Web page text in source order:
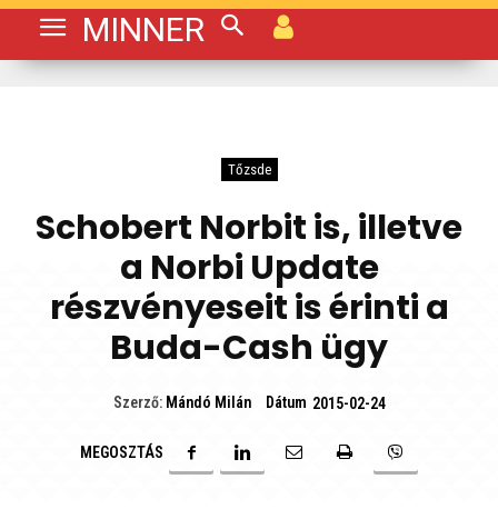
MINNER
Tőzsde
Schobert Norbit is, illetve
a Norbi Update
részvényeseit is érinti a
Buda-Cash ügy
Szerző: Mándó Milán Dátum 2015-02-24
MEGOSZTÁS